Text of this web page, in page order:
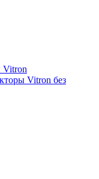
Vitron
Vitron без